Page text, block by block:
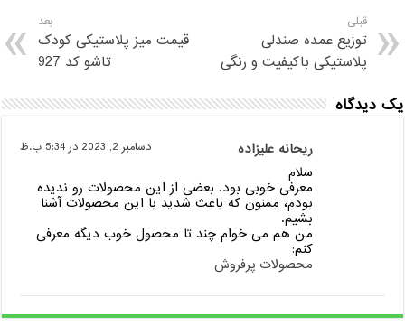
قبلی
توزیع عمده صندلی
پلاستیکی باکیفیت و رنگی
بعد
قیمت میز پلاستیکی کودک
تاشو کد 927
یک دیدگاه
ریحانه علیزاده دسامبر 2, 2023 در 5:34 ب.ظ
سلام
معرفی خوبی بود. بعضی از این محصولات رو ندیده
بودم، ممنون که باعث شدید با این محصولات آشنا
بشیم.
من هم می خوام چند تا محصول خوب دیگه معرفی
کنم:
محصولات پرفروش